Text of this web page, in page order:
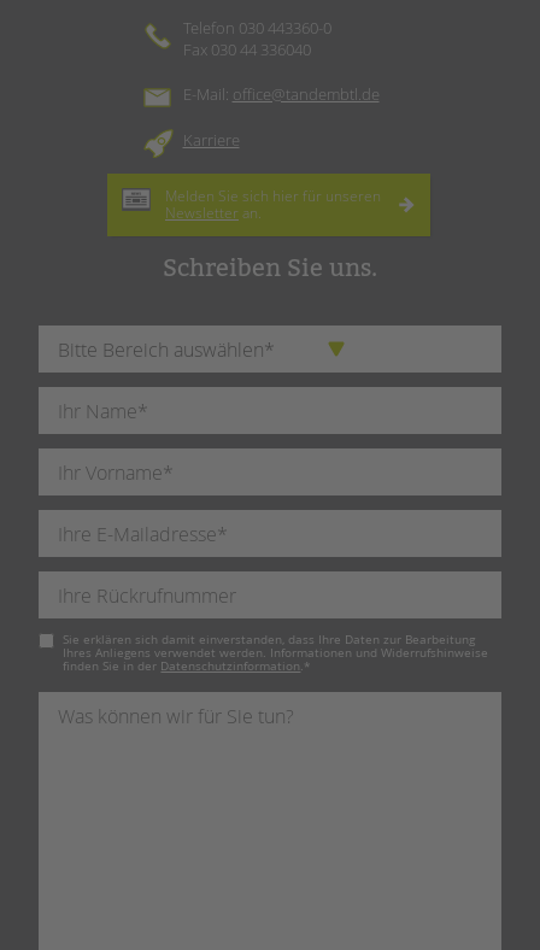
Telefon 030 443360-0
Fax 030 44 336040
E-Mail: office@tandembtl.de
Karriere
Melden Sie sich hier für unseren
Newsletter an.
Schreiben Sie uns.
Pflichtfeld
Sie erklären sich damit einverstanden, dass Ihre Daten zur Bearbeitung
Ihres Anliegens verwendet werden. Informationen und Widerrufshinweise
finden Sie in der Datenschutzinformation. *